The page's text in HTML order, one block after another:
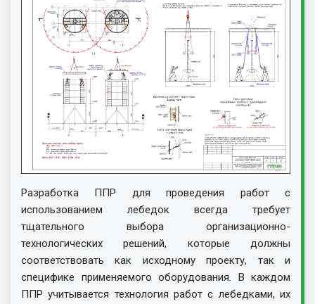
Разработка ППР для проведения работ с
использованием лебедок всегда требует
тщательного выбора организационно-
технологических решений, которые должны
соответствовать как исходному проекту, так и
специфике применяемого оборудования. В каждом
ППР учитывается технология работ с лебедками, их